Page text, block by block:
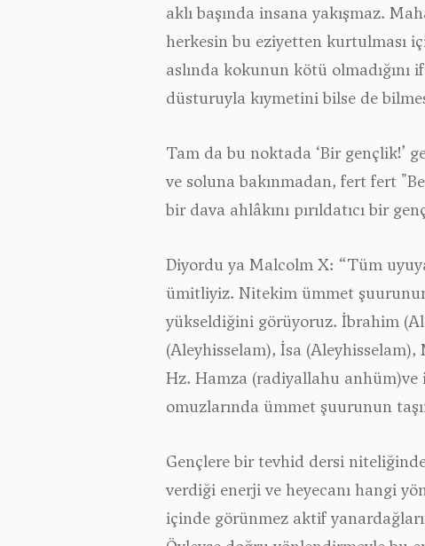
aklı başında insana yakışmaz.
herkesin bu eziyetten kurtulması
aslında kokunun kötü
düsturuyla kıymetini bilse de
Tam da bu noktada ‘Bir gençlik!’
ve soluna bakınmadan, fert fert
bir dava ahlâkını pırıldatıcı bir
Diyordu ya Malcolm X: “Tüm
ümitliyiz. Nitekim ümmet
yükseldiğini görüyoruz. İbrahim
(Aleyhisselam), İsa (Aleyhisselam),
Hz. Hamza (radiyallahu anhüm)ve
omuzlarında ümmet şuurunun
Gençlere bir tevhid dersi
verdiği enerji ve heyecanı hangi
içinde görünmez aktif